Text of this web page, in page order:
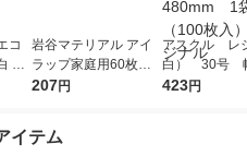
コ
45
リ
岩谷マテリアル アイ
ラップ家庭用60枚入
り I-WRAP-HT 1個
207円
アスクル レ
白） 30号
m×マチ
423円
イテム